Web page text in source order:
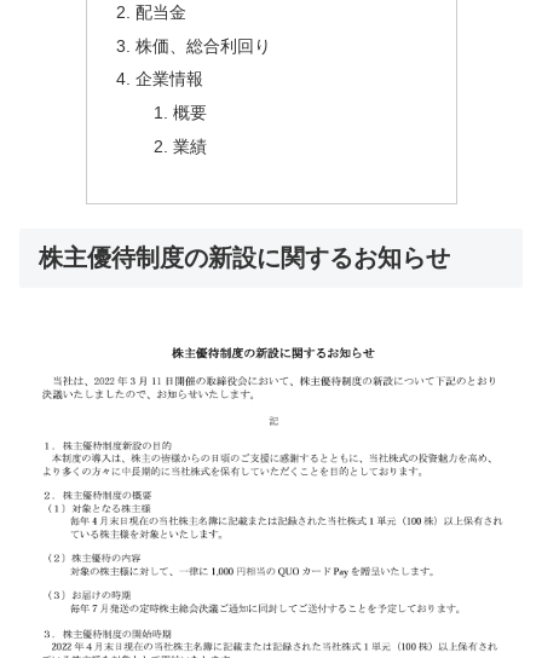
配当金
株価、総合利回り
企業情報
概要
業績
株主優待制度の新設に関するお知らせ